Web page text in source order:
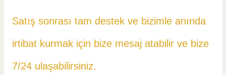
Satış sonrası tam destek ve bizimle anında
irtibat kurmak için bize mesaj atabilir ve bize
7/24 ulaşabilirsiniz.